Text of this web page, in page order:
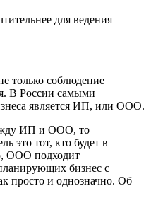
для ведения
только соблюдение
В России самыми
является ИП, или ООО.
ИП и ООО, то
это тот, кто будет в
ООО подходит
бизнес с
просто и однозначно. Об